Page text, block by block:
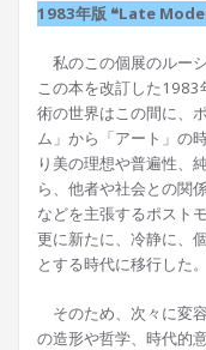
1983年版 ❝Late
私のこの個展のルー
この本を改訂した
術の世界はこの間に、
ム」から「アート」の
り美の理想や普遍性、
ら、他者や社会との関
などを主張するポスト
更に新たに、冷静に、
とする時代に移行した。
そのため、次々に変
の造形や哲学、時代的